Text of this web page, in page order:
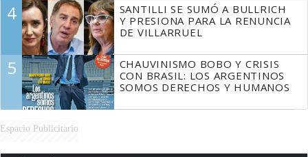
4
SANTILLI SE SUMÓ A BULLRICH
Y PRESIONA PARA LA RENUNCIA
DE VILLARRUEL
5
CHAUVINISMO BOBO Y CRISIS
CON BRASIL: LOS ARGENTINOS
SOMOS DERECHOS Y HUMANOS
Espacio Publicitario